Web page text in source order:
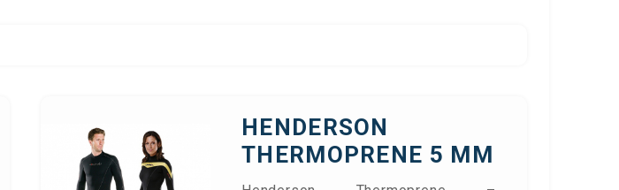
HENDERSON
THERMOPRENE 5 ММ